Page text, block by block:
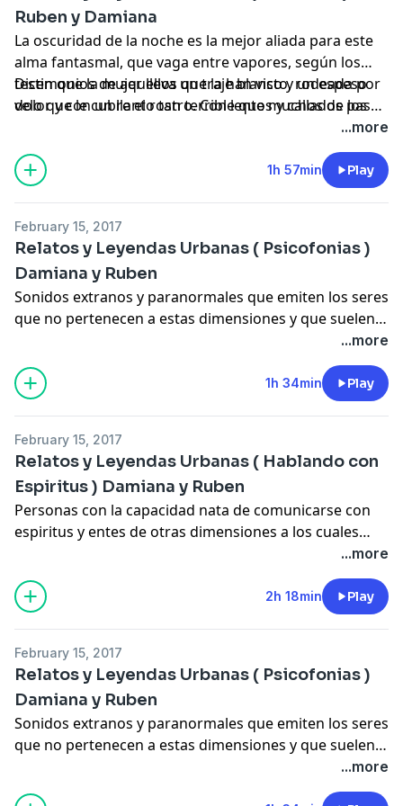
Ruben y Damiana
La oscuridad de la noche es la mejor aliada para este
alma fantasmal, que vaga entre vapores, según los
testimonios de aquellos que la han visto, rodeada por
dolor y con un llanto tan terrible que muchos de los
que se cruzaban con ella por algún callejón no solían
Dicen que la mujer lleva un traje blanco y un espeso
velo que le cubre el rostro. Con lentos y callados pasos
ciudades. A veces se pone de rodillas, o se le puede vér
de espaldas mirando fijamente una pared.. Con un
agudo y profundo llanto.
...more
1h 57min Play
February 15, 2017
Relatos y Leyendas Urbanas ( Psicofonias )
Damiana y Ruben
Sonidos extranos y paranormales que emiten los seres
que no pertenecen a estas dimensiones y que suelen
ser captadas por equipos de sonido o grabadoras ,
algunas con toda la intencion de ser obtenidas y otras
por simple casualidad lo cual las haces todavia mas
terrorificas,
...more
1h 34min Play
February 15, 2017
Relatos y Leyendas Urbanas ( Hablando con
Espiritus ) Damiana y Ruben
Personas con la capacidad nata de comunicarse con
espiritus y entes de otras dimensiones a los cuales
estos seres buscan insesantemente para hacerles
llegar sus peticiones o pendientes que dejaron cuando
aun habitaban este plano astral
...more
2h 18min Play
February 15, 2017
Relatos y Leyendas Urbanas ( Psicofonias )
Damiana y Ruben
Sonidos extranos y paranormales que emiten los seres
que no pertenecen a estas dimensiones y que suelen
ser captadas por equipos de sonido o grabadoras ,
algunas con toda la intencion de ser obtenidas y otras
...more